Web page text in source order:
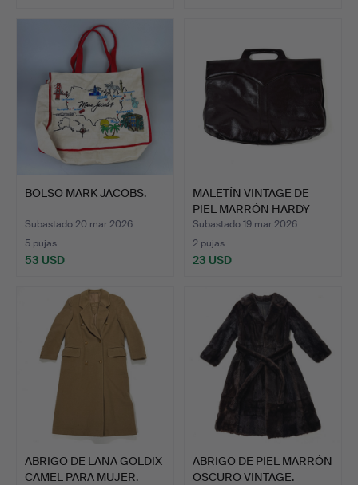
seleccionado
BOLSO MARK JACOBS.
Subastado 20 mar 2026
5 pujas
53 USD
MALETÍN VINTAGE DE
PIEL MARRÓN HARDY
AMIES.
Subastado 19 mar 2026
2 pujas
23 USD
ABRIGO DE LANA GOLDIX
CAMEL PARA MUJER.
ABRIGO DE PIEL MARRÓN
OSCURO VINTAGE.